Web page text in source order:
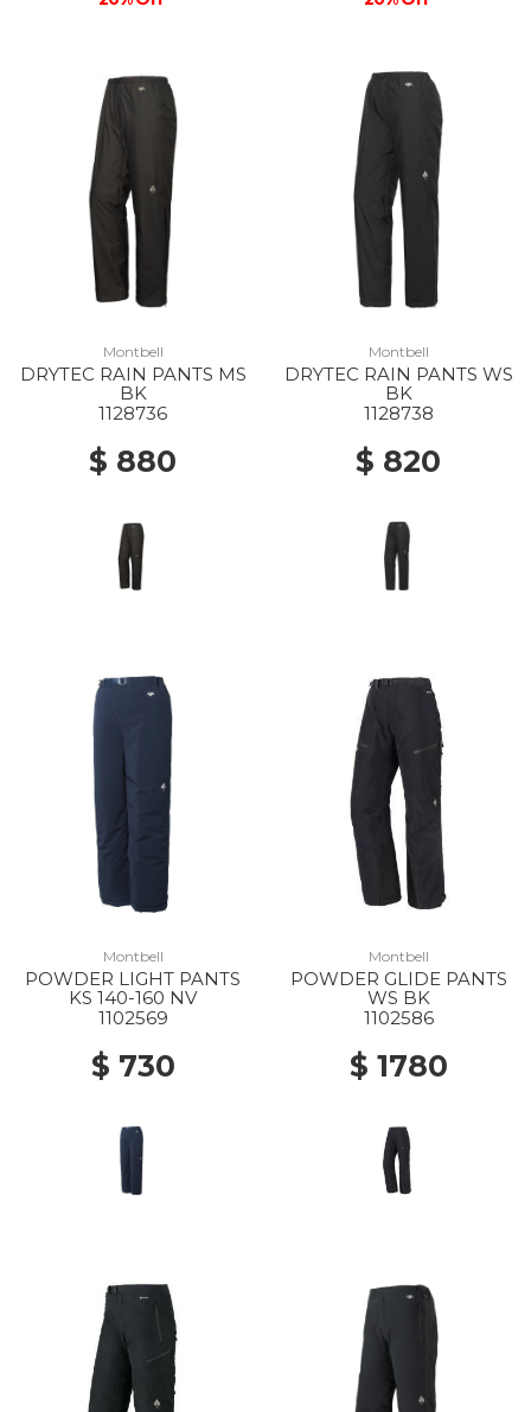
Montbell
DRYTEC RAIN PANTS MS
BK
1128736
$ 880
Montbell
DRYTEC RAIN PANTS WS
BK
1128738
$ 820
Montbell
POWDER LIGHT PANTS
KS 140-160 NV
1102569
$ 730
Montbell
POWDER GLIDE PANTS
WS BK
1102586
$ 1780